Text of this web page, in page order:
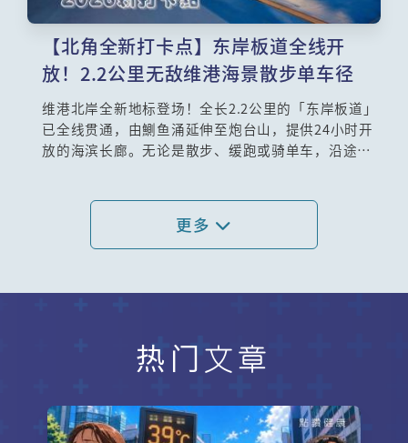
【北角全新打卡点】东岸板道全线开
放！2.2公里无敌维港海景散步单车径
维港北岸全新地标登场！全长2.2公里的「东岸板道」
已全线贯通，由鰂鱼涌延伸至炮台山，提供24小时开
放的海滨长廊。无论是散步、缓跑或骑单车，沿途皆
游。即日起，来东岸板道体验城市与海滨交融的悠闲
时光，探索港岛北岸最美海岸线！
更多
热门文章